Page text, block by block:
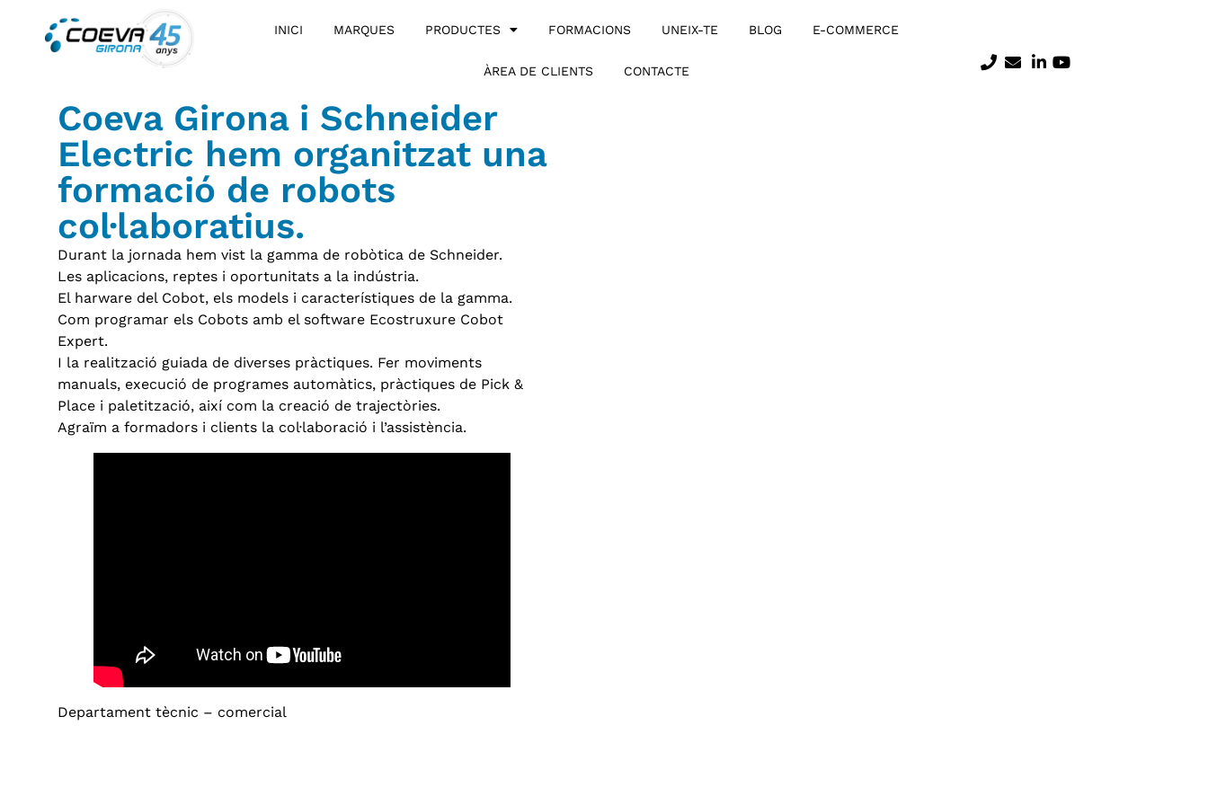
INICI MARQUES PRODUCTES FORMACIONS UNEIX-TE BLOG E-COMMERCE
ÀREA DE CLIENTS CONTACTE
Coeva Girona i Schneider
Electric hem organitzat una
formació de robots
col·laboratius.
Durant la jornada hem vist la gamma de robòtica de Schneider.
Les aplicacions, reptes i oportunitats a la indústria.
El harware del Cobot, els models i característiques de la gamma.
Com programar els Cobots amb el software Ecostruxure Cobot
Expert.
I la realització guiada de diverses pràctiques. Fer moviments
manuals, execució de programes automàtics, pràctiques de Pick &
Place i paletització, així com la creació de trajectòries.
Agraïm a formadors i clients la col·laboració i l’assistència.
Departament tècnic – comercial